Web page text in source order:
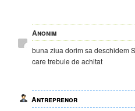
Anonim
buna ziua dorim sa deschidem
care trebuie de achitat
Antreprenor